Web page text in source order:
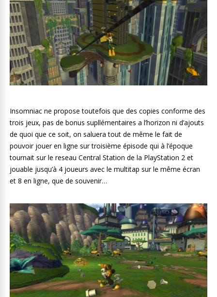
Insomniac ne propose toutefois que des copies conforme des
trois jeux, pas de bonus supllémentaires a l’horizon ni d’ajouts
de quoi que ce soit, on saluera tout de même le fait de
pouvoir jouer en ligne sur troisième épisode qui à l’époque
tournait sur le reseau Central Station de la PlayStation 2 et
jouable jusqu’à 4 joueurs avec le multitap sur le même écran
et 8 en ligne, que de souvenir…